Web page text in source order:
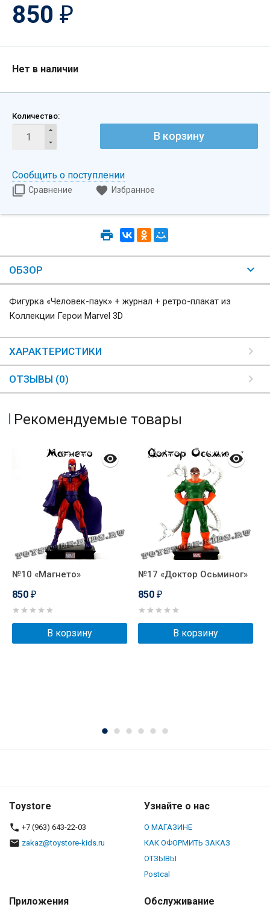
850 ₽
Нет в наличии
Количество:
В корзину
Сообщить о поступлении
Сравнение Избранное
ОБЗОР
Фигурка «Человек-паук» + журнал + ретро-плакат из
Коллекции Герои Marvel 3D
ХАРАКТЕРИСТИКИ
ОТЗЫВЫ (0)
Рекомендуемые товары
№10 «Магнето»
850 ₽
В корзину
№17 «Доктор Осьминог»
850 ₽
В корзину
Toystore
+7 (963) 643-22-03
zakaz@toystore-kids.ru
Узнайте о нас
О МАГАЗИНЕ
КАК ОФОРМИТЬ ЗАКАЗ
ОТЗЫВЫ
Postcal
Приложения Обслуживание